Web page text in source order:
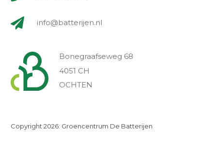
info@batterijen.nl
Bonegraafseweg 68
4051 CH
OCHTEN
Copyright 2026: Groencentrum De Batterijen